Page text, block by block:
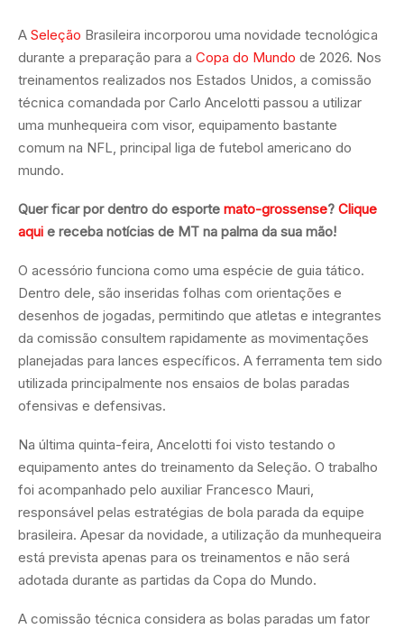
A Seleção Brasileira incorporou uma novidade tecnológica
durante a preparação para a Copa do Mundo de 2026. Nos
treinamentos realizados nos Estados Unidos, a comissão
técnica comandada por Carlo Ancelotti passou a utilizar
uma munhequeira com visor, equipamento bastante
comum na NFL, principal liga de futebol americano do
mundo.
Quer ficar por dentro do esporte mato-grossense? Clique
aqui e receba notícias de MT na palma da sua mão!
O acessório funciona como uma espécie de guia tático.
Dentro dele, são inseridas folhas com orientações e
desenhos de jogadas, permitindo que atletas e integrantes
da comissão consultem rapidamente as movimentações
planejadas para lances específicos. A ferramenta tem sido
utilizada principalmente nos ensaios de bolas paradas
ofensivas e defensivas.
Na última quinta-feira, Ancelotti foi visto testando o
equipamento antes do treinamento da Seleção. O trabalho
foi acompanhado pelo auxiliar Francesco Mauri,
responsável pelas estratégias de bola parada da equipe
brasileira. Apesar da novidade, a utilização da munhequeira
está prevista apenas para os treinamentos e não será
adotada durante as partidas da Copa do Mundo.
A comissão técnica considera as bolas paradas um fator